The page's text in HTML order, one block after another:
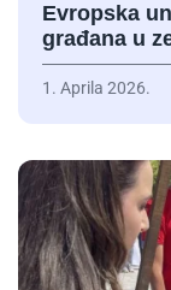
Evropska
građana u
1. Aprila 2026.